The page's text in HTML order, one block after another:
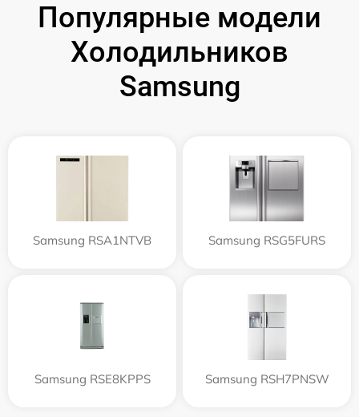
Популярные модели
Холодильников
Samsung
Samsung RSA1NTVB Samsung RSG5FURS
Samsung RSE8KPPS Samsung RSH7PNSW